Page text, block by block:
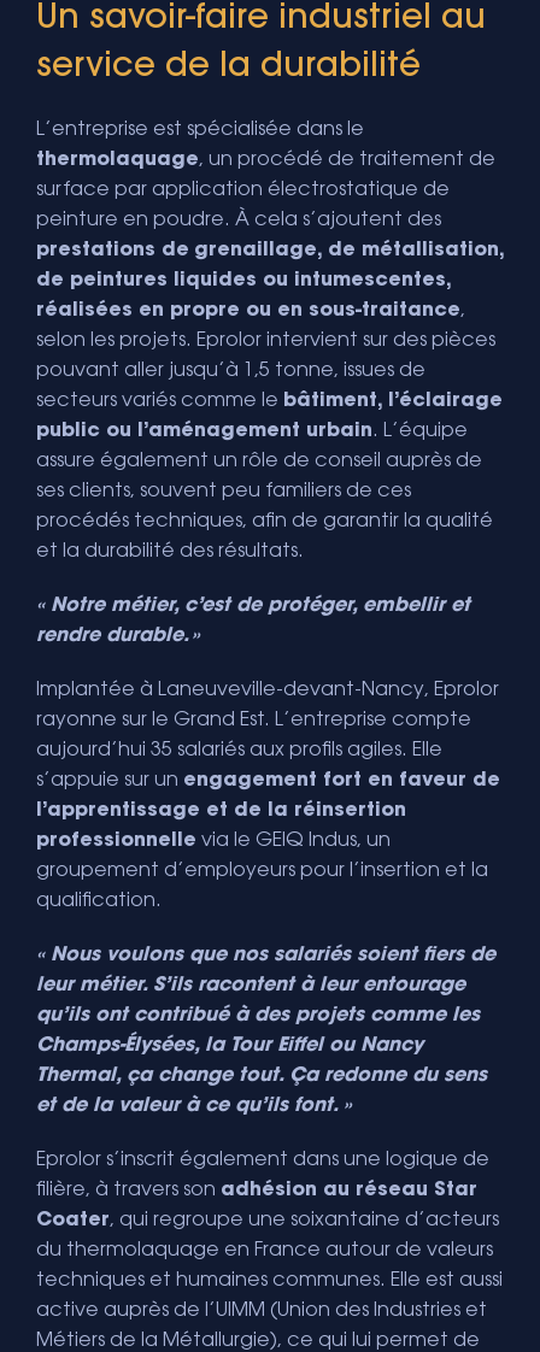
Un savoir-faire industriel au
service de la durabilité
L’entreprise est spécialisée dans le
thermolaquage, un procédé de traitement de
surface par application électrostatique de
peinture en poudre. À cela s’ajoutent des
prestations de grenaillage, de métallisation,
de peintures liquides ou intumescentes,
réalisées en propre ou en sous-traitance,
selon les projets. Eprolor intervient sur des pièces
pouvant aller jusqu’à 1,5 tonne, issues de
secteurs variés comme le bâtiment, l’éclairage
public ou l’aménagement urbain. L’équipe
assure également un rôle de conseil auprès de
ses clients, souvent peu familiers de ces
procédés techniques, afin de garantir la qualité
et la durabilité des résultats.
« Notre métier, c’est de protéger, embellir et
rendre durable. »
Implantée à Laneuveville-devant-Nancy, Eprolor
rayonne sur le Grand Est. L’entreprise compte
aujourd’hui 35 salariés aux profils agiles. Elle
s’appuie sur un engagement fort en faveur de
l’apprentissage et de la réinsertion
professionnelle via le GEIQ Indus, un
groupement d’employeurs pour l’insertion et la
qualification.
« Nous voulons que nos salariés soient fiers de
leur métier. S’ils racontent à leur entourage
qu’ils ont contribué à des projets comme les
Champs-Élysées, la Tour Eiffel ou Nancy
Thermal, ça change tout. Ça redonne du sens
et de la valeur à ce qu’ils font. »
Eprolor s’inscrit également dans une logique de
filière, à travers son adhésion au réseau Star
Coater, qui regroupe une soixantaine d’acteurs
du thermolaquage en France autour de valeurs
techniques et humaines communes. Elle est aussi
active auprès de l’UIMM (Union des Industries et
Métiers de la Métallurgie), ce qui lui permet de